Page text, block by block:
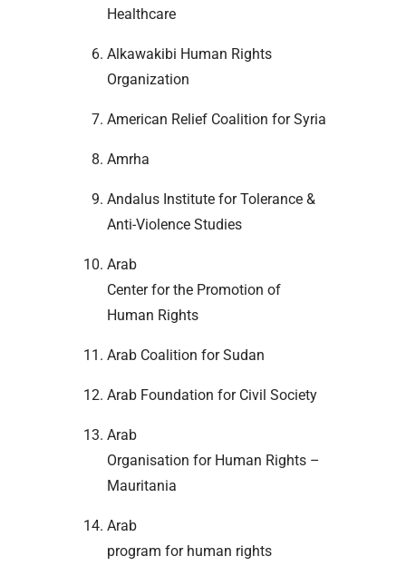
Healthcare
Alkawakibi Human Rights
Organization
American Relief Coalition for Syria
Amrha
Andalus Institute for Tolerance &
Anti-Violence Studies
Arab
Center for the Promotion of
Human Rights
Arab Coalition for Sudan
Arab Foundation for Civil Society
Arab
Organisation for Human Rights –
Mauritania
Arab
program for human rights